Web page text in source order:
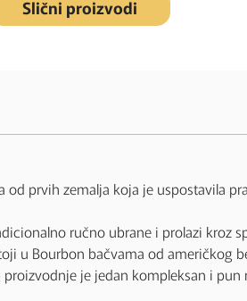
Slični proizvodi
od prvih zemalja koja je uspostavila
ručno ubrane i prolazi kroz
u Bourbon bačvama od američkog
je jedan kompleksan i pun